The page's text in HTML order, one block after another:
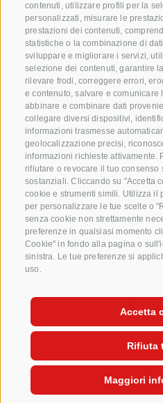
contenuti, utilizzare profili per la
personalizzati, misurare le
prestazioni dei contenuti,
statistiche o la combinazione di
sviluppare e migliorare i servizi,
selezione dei contenuti, garantire
rilevare frodi, correggere errori,
e contenuto, salvare e comunicare
abbinare e combinare dati
collegare diversi dispositivi,
informazioni trasmesse
geolocalizzazione precisi,
informazioni richieste attivamente.
rifiutare o revocare il tuo
sostanziali. Cliccando su "Accetta
cookie e strumenti simili. Utilizza il
per personalizzare le tue scelte o
senza cookie non strettamente
preferenze in qualsiasi momento
Cookie" in fondo alla pagina o
sinistra. Le tue preferenze si
uso.
Accetta
Rifiuta
Maggiori
VOG Consorzio delle
dell'Alto Adige Soc. Agricola
Via Jakobi 1A, 39018
www.vog.it
Domande e risposte
Le nostre varietá di mele
Ricette di mele
PREFERENZE COOKIES